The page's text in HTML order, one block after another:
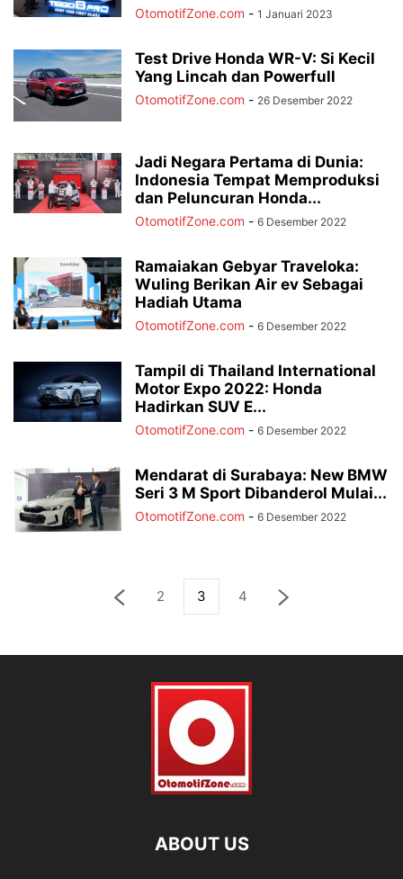
OtomotifZone.com - 1 Januari 2023
Test Drive Honda WR-V: Si Kecil
Yang Lincah dan Powerfull
OtomotifZone.com - 26 Desember 2022
Jadi Negara Pertama di Dunia:
Indonesia Tempat Memproduksi
dan Peluncuran Honda...
OtomotifZone.com - 6 Desember 2022
Ramaiakan Gebyar Traveloka:
Wuling Berikan Air ev Sebagai
Hadiah Utama
OtomotifZone.com - 6 Desember 2022
Tampil di Thailand International
Motor Expo 2022: Honda
Hadirkan SUV E...
OtomotifZone.com - 6 Desember 2022
Mendarat di Surabaya: New BMW
Seri 3 M Sport Dibanderol Mulai...
OtomotifZone.com - 6 Desember 2022
2 3 4
ABOUT US